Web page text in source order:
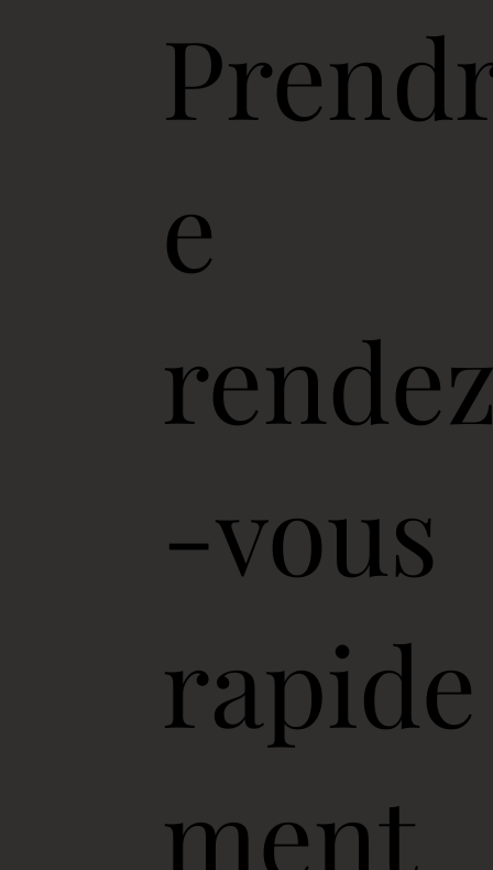
e
rendez
-vous
rapide
ment